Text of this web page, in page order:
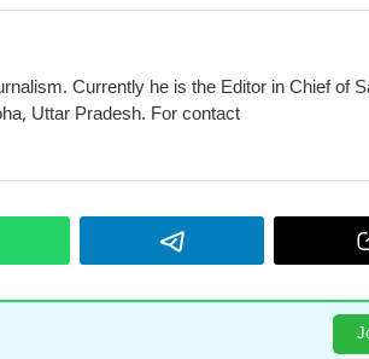
Currently he is the Editor in Chief of
Uttar Pradesh. For contact